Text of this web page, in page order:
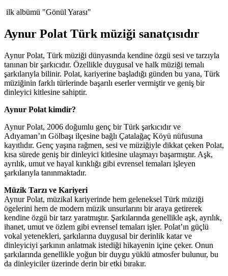
ilk albümü "Gönül Yarası"
Aynur Polat Türk müziği sanatçısıdır
Aynur Polat, Türk müziği dünyasında kendine özgü sesi ve tarzıyla
tanınan bir şarkıcıdır. Özellikle duygusal ve halk müziği temalı
şarkılarıyla bilinir. Polat, kariyerine başladığı günden bu yana, Türk
müziğinin farklı türlerinde başarılı eserler vermiştir ve geniş bir
dinleyici kitlesine sahiptir.
Aynur Polat kimdir?
Aynur Polat, 2006 doğumlu genç bir Türk şarkıcıdır ve
Adıyaman’ın Gölbaşı ilçesine bağlı Çatalağaç Köyü nüfusuna
kayıtlıdır. Genç yaşına rağmen, sesi ve müziğiyle dikkat çeken Polat,
kısa sürede geniş bir dinleyici kitlesine ulaşmayı başarmıştır. Aşk,
ayrılık, umut ve hayal kırıklığı gibi evrensel temaları işleyen
şarkılarıyla tanınmaktadır.
Müzik Tarzı ve Kariyeri
Aynur Polat, müzikal kariyerinde hem geleneksel Türk müziği
ögelerini hem de modern müzik unsurlarını bir araya getirerek
kendine özgü bir tarz yaratmıştır. Şarkılarında genellikle aşk, ayrılık,
ihanet, umut ve özlem gibi evrensel temaları işler. Polat’ın güçlü
vokal yetenekleri, şarkılarına duygusal bir derinlik katar ve
dinleyiciyi şarkının anlatmak istediği hikayenin içine çeker. Onun
şarkılarında genellikle yoğun bir duygu yüklü atmosfer bulunur, bu
da dinleyiciler üzerinde derin bir etki bırakır.